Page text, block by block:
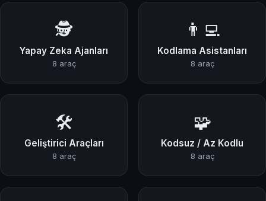
🕵️
Yapay Zeka Ajanları
8 araç
👨‍💻
Kodlama Asistanları
8 araç
🛠️
Geliştirici Araçları
8 araç
🧩
Kodsuz / Az Kodlu
8 araç